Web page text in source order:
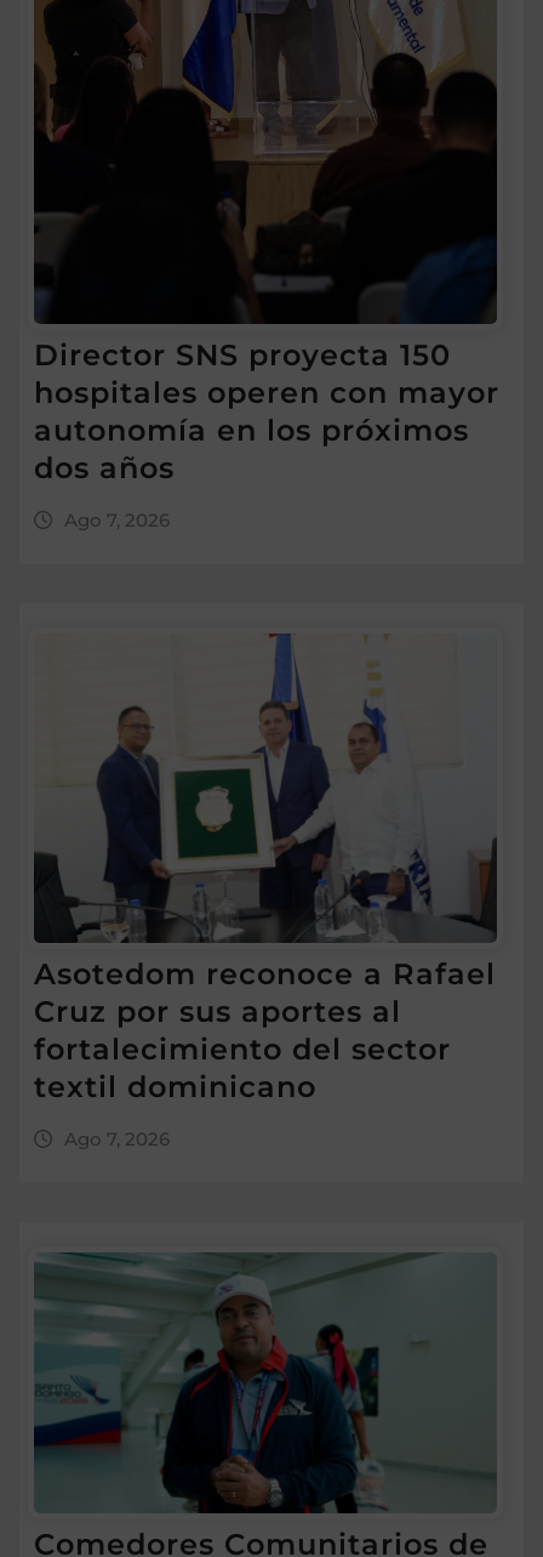
Director SNS proyecta 150
hospitales operen con mayor
autonomía en los próximos
dos años
Ago 7, 2026
Asotedom reconoce a Rafael
Cruz por sus aportes al
fortalecimiento del sector
textil dominicano
Ago 7, 2026
Comedores Comunitarios de